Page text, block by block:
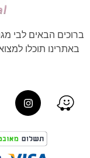
ברוכים הבאים לבי
באתרינו תוכלו